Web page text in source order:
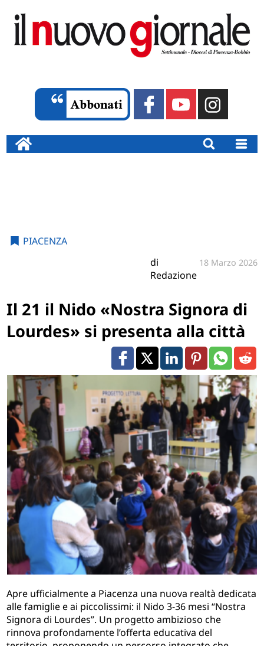
PIACENZA
di
Redazione
18 Marzo 2026
Il 21 il Nido «Nostra Signora di
Lourdes» si presenta alla città
Apre ufficialmente a Piacenza una nuova realtà dedicata
alle famiglie e ai piccolissimi: il Nido 3-36 mesi “Nostra
Signora di Lourdes”. Un progetto ambizioso che
rinnova profondamente l’offerta educativa del